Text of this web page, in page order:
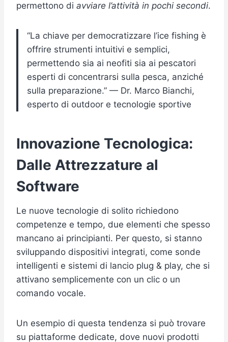
permettono di avviare l’attività in pochi secondi.
“La chiave per democratizzare l’ice fishing è
offrire strumenti intuitivi e semplici,
permettendo sia ai neofiti sia ai pescatori
esperti di concentrarsi sulla pesca, anziché
sulla preparazione.” — Dr. Marco Bianchi,
esperto di outdoor e tecnologie sportive
Innovazione Tecnologica:
Dalle Attrezzature al
Software
Le nuove tecnologie di solito richiedono
competenze e tempo, due elementi che spesso
mancano ai principianti. Per questo, si stanno
sviluppando dispositivi integrati, come sonde
intelligenti e sistemi di lancio plug & play, che si
attivano semplicemente con un clic o un
comando vocale.
Un esempio di questa tendenza si può trovare
su piattaforme dedicate, dove nuovi prodotti